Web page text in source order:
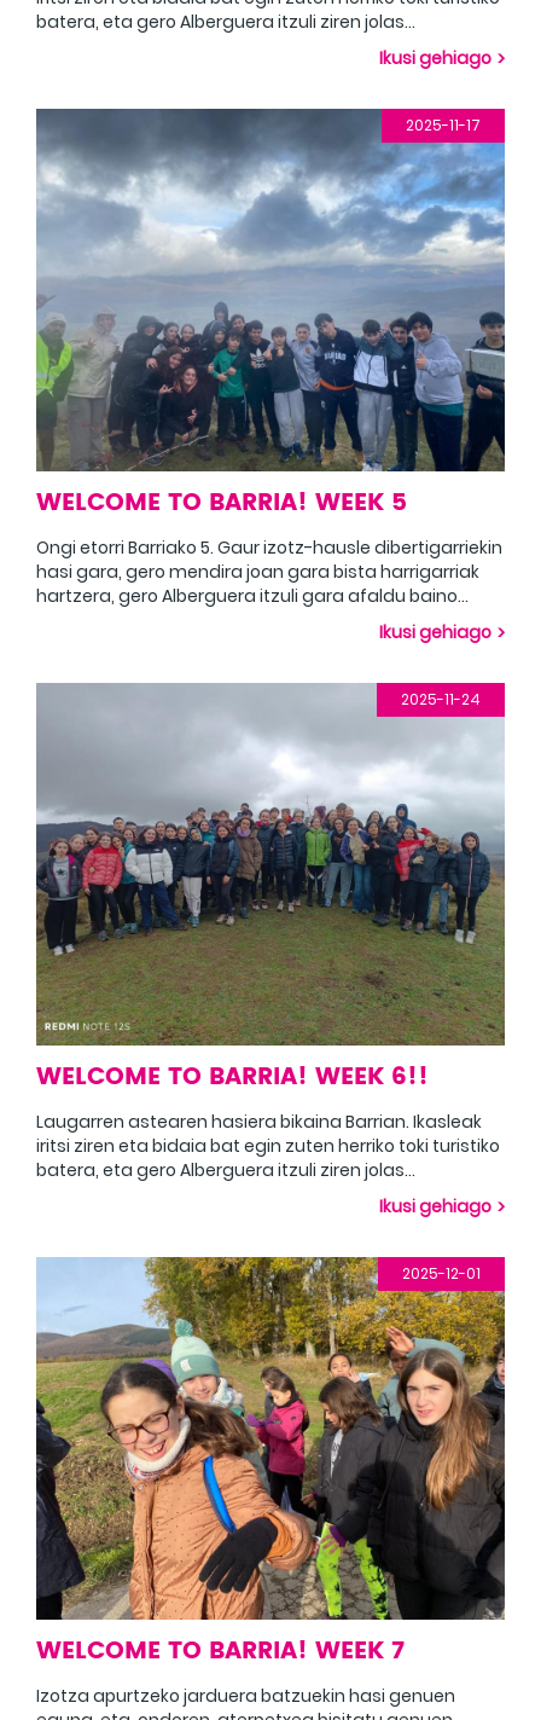
batera, eta gero Alberguera itzuli ziren jolas
dibertigarriez gozatzera. Excelente inicio de la cuarta
semana en Barria. Llegaron los estudiantes e hicieron
volvieron a Albergue para disfrutar de divertidos
juegos.
Ikusi gehiago
2025-11-17
WELCOME TO BARRIA! WEEK 5
Ongi etorri Barriako 5. Gaur izotz-hausle dibertigarriekin
hasi gara, gero mendira joan gara bista harrigarriak
hartzera, gero Alberguera itzuli gara afaldu baino
lehen jolas dibertigarriak jokatzera! Bienvenido a Barria
Semana 5. Hoy hemos empezado con divertidos
vistas increíbles, luego hemos vuelto al Albergue para
Ikusi gehiago
2025-11-24
WELCOME TO BARRIA! WEEK 6!!
Laugarren astearen hasiera bikaina Barrian. Ikasleak
iritsi ziren eta bidaia bat egin zuten herriko toki turistiko
batera, eta gero Alberguera itzuli ziren jolas
dibertigarriez gozatzera. Excelente inicio de la cuarta
semana en Barria. Llegaron los estudiantes e hicieron
volvieron a Albergue para disfrutar de divertidos
Ikusi gehiago
2025-12-01
WELCOME TO BARRIA! WEEK 7
Izotza apurtzeko jarduera batzuekin hasi genuen